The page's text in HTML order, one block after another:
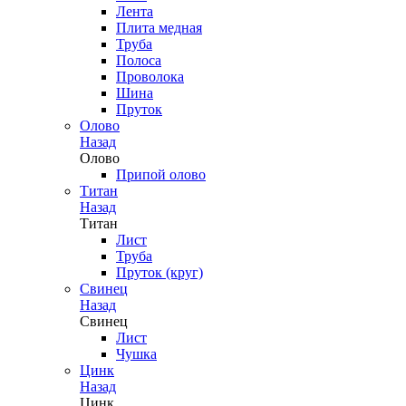
Лента
Плита медная
Труба
Полоса
Проволока
Шина
Пруток
Олово
Назад
Олово
Припой олово
Титан
Назад
Титан
Лист
Труба
Пруток (круг)
Свинец
Назад
Свинец
Лист
Чушка
Цинк
Назад
Цинк